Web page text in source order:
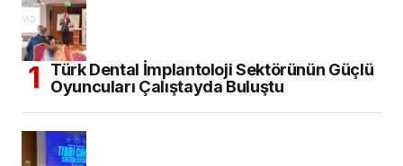
Türk Dental İmplantoloji Sektörünün Güçlü
Oyuncuları Çalıştayda Buluştu